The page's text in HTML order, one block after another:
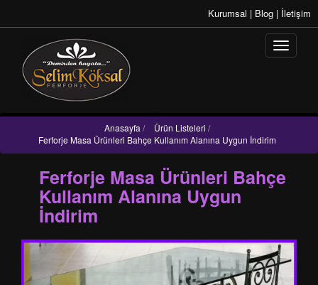
Kurumsal | Blog | İletişim
Anasayfa / Ürün Listeleri /
Ferforje Masa Ürünleri Bahçe Kullanım Alanına Uygun İndirim
Ferforje Masa Ürünleri Bahçe
Kullanım Alanına Uygun
İndirim